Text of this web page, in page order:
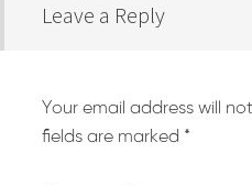
Leave a Reply
Your email address will
fields are marked *